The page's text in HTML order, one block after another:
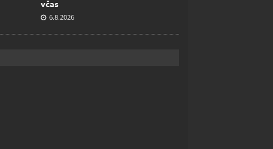
včas
6.8.2026